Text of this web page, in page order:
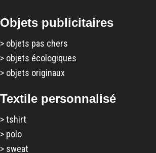
Objets publicitaires
> objets pas chers
> objets écologiques
> objets originaux
Textile personnalisé
>tshirt
> polo
> sweat